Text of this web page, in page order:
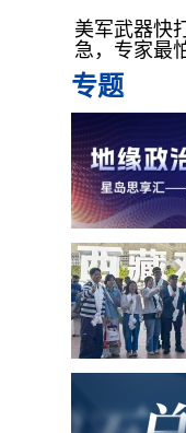
美军武器快
急，专家最
专题